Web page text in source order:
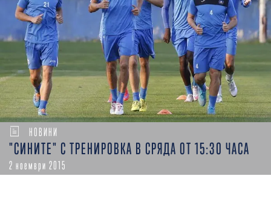
НОВИНИ
"СИНИТЕ" С ТРЕНИРОВКА В СРЯДА ОТ 15:30 ЧАСА
2 ноември 2015